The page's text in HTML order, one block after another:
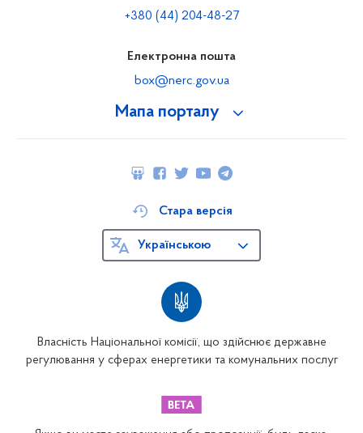
Мапа порталу
+380 (44) 204-48-27
Електронна пошта
box@nerc.gov.ua
Власність Національної комісії, що здійснює державне
регулювання у сферах енергетики та комунальних послуг
Стара версія
Українською